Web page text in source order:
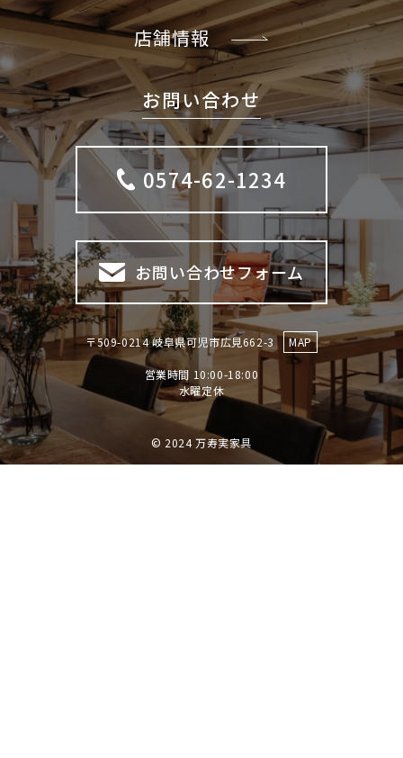
店舗情報
お問い合わせ
0574-62-1234
お問い合わせフォーム
〒509-0214 岐阜県可児市広見662-3 MAP
営業時間 10:00-18:00
​​​​​​​水曜定休
© 2024 万寿実家具